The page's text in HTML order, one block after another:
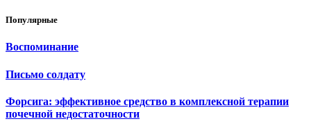
Популярные
Воспоминание
Письмо солдату
Форсига: эффективное средство в комплексной терапии
почечной недостаточности